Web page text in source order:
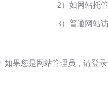
2）如网站托
3）普通网站
如果您是网站管理员，请登